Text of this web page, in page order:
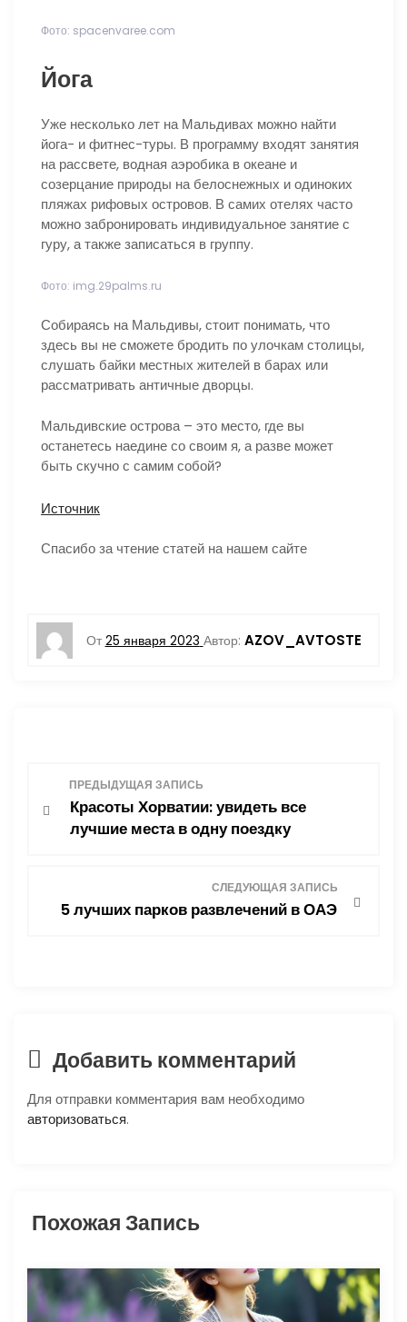
Фото: spacenvaree.com
Йога
Уже несколько лет на Мальдивах можно найти
йога- и фитнес-туры. В программу входят занятия
на рассвете, водная аэробика в океане и
созерцание природы на белоснежных и одиноких
пляжах рифовых островов. В самих отелях часто
можно забронировать индивидуальное занятие с
гуру, а также записаться в группу.
Фото: img.29palms.ru
Собираясь на Мальдивы, стоит понимать, что
здесь вы не сможете бродить по улочкам столицы,
слушать байки местных жителей в барах или
рассматривать античные дворцы.
Мальдивские острова – это место, где вы
останетесь наедине со своим я, а разве может
быть скучно с самим собой?
Источник
Спасибо за чтение статей на нашем сайте
От 25 января 2023 Автор: AZOV_AVTOSTE
и
я
з
а
п
ПРЕДЫДУЩАЯ ЗАПИСЬ
Красоты Хорватии: увидеть все
лучшие места в одну поездку
СЛЕДУЮЩАЯ ЗАПИСЬ
5 лучших парков развлечений в ОАЭ
Добавить комментарий
Для отправки комментария вам необходимо
авторизоваться.
Похожая Запись